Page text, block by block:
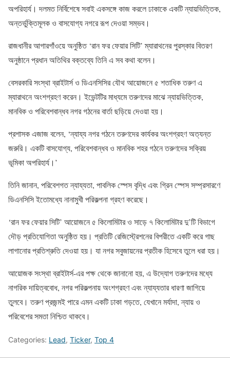
অপরিহার্য। দলমত নির্বিশেষে সবাই একসঙ্গে কাজ করলে ঢাকাকে একটি ন্যায়ভিত্তিক,
অন্তর্ভুক্তিমূলক ও বাসযোগ্য নগরে রূপ দেওয়া সম্ভব।
রাজধানীর আগারগাঁওয়ে অনুষ্ঠিত ‘রান ফর ফেয়ার সিটি’ ম্যারাথনের পুরস্কার বিতরণ
অনুষ্ঠানে প্রধান অতিথির বক্তব্যে তিনি এ সব কথা বলেন।
বেসরকারি সংস্থা ব্রাইটার্স ও ডিএনসিসির যৌথ আয়োজনে ৫ শতাধিক তরুণ এ
ম্যারাথনে অংশগ্রহণ করেন। ইভেন্টটির মাধ্যমে তরুণদের মাঝে ন্যায়ভিত্তিক,
মানবিক ও পরিবেশবান্ধব নগর গঠনের বার্তা ছড়িয়ে দেওয়া হয়।
প্রশাসক এজাজ বলেন, ‘ন্যায্য নগর গঠনে তরুণদের কার্যকর অংশগ্রহণ অত্যন্ত
জরুরি। একটি বাসযোগ্য, পরিবেশবান্ধব ও মানবিক শহর গঠনে তরুণদের সক্রিয়
ভূমিকা অপরিহার্য।’
তিনি জানান, পরিবেশগত ন্যায্যতা, পাবলিক স্পেস বৃদ্ধি এবং গ্রিন স্পেস সম্প্রসারণে
ডিএনসিসি ইতোমধ্যে নানামুখী পরিকল্পনা গ্রহণ করেছে।
‘রান ফর ফেয়ার সিটি’ আয়োজনে ৫ কিলোমিটার ও সাড়ে ৭ কিলোমিটার দু’টি বিভাগে
দৌড় প্রতিযোগিতা অনুষ্ঠিত হয়। প্রতিটি রেজিস্ট্রেশনের বিপরীতে একটি করে গাছ
লাগানোর প্রতিশ্রুতি দেওয়া হয়। যা নগর সবুজায়নের প্রতীক হিসেবে তুলে ধরা হয়।
আয়োজক সংস্থা ব্রাইটার্স-এর পক্ষ থেকে জানানো হয়, এ উদ্যোগ তরুণদের মধ্যে
নাগরিক দায়িত্ববোধ, নগর পরিকল্পনায় অংশগ্রহণ এবং ন্যায্যতার ধারণা জাগিয়ে
তুলবে। তরুণ প্রজন্মই পারে এমন একটি ঢাকা গড়তে, যেখানে মর্যাদা, ন্যায় ও
পরিবেশের সমতা নিশ্চিত থাকবে।
Categories: Lead, Ticker, Top 4